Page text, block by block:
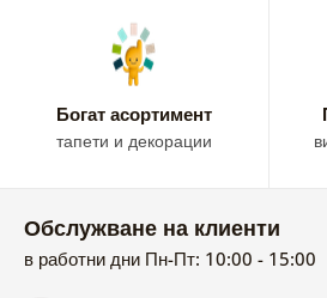
Богат асортимент
тапети и декорации
Обслужване на клиенти
в работни дни Пн-Пт: 10:00 - 15:00